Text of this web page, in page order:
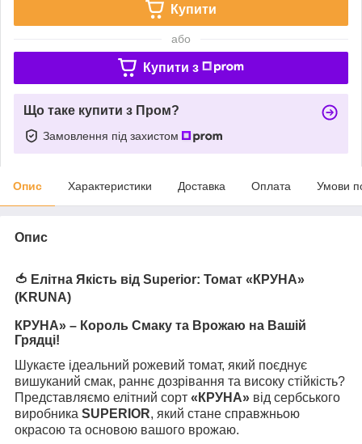
Купити
або
Купити з
Що таке купити з Пром?
Замовлення під захистом
Опис Характеристики Доставка Оплата Умови
Опис
🍅 Елітна Якість від Superior: Томат «КРУНА»
(KRUNA)
КРУНА» – Король Смаку та Врожаю на Вашій
Грядці!
Шукаєте ідеальний рожевий томат, який поєднує
вишуканий смак, раннє дозрівання та високу стійкість?
Представляємо елітний сорт «КРУНА» від сербського
виробника SUPERIOR, який стане справжньою
окрасою та основою вашого врожаю.